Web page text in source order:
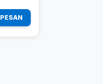
PESAN